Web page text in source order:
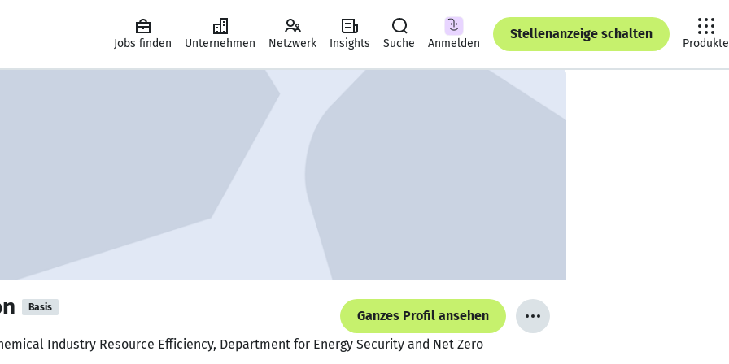
Jobs finden Unternehmen Netzwerk Insights Suche Anmelden
Stellenanzeige schalten
Produkte
Basis
Ganzes Profil ansehen
Industry Resource Efficiency, Department for Energy Security and Net Zero